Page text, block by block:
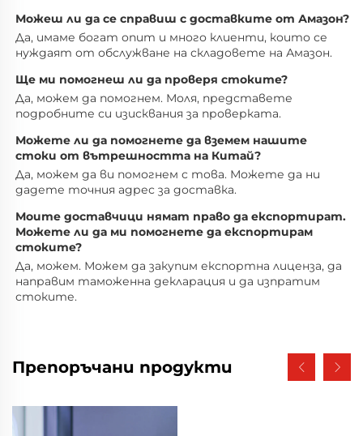
Да, имаме богат опит и много клиенти, които се
нуждаят от обслужване на складовете на Амазон.
Ще ми помогнеш ли да проверя стоките?
Да, можем да помогнем. Моля, представете
подробните си изисквания за проверката.
Можете ли да помогнете да вземем нашите
стоки от вътрешността на Китай?
Да, можем да ви помогнем с това. Можете да ни
дадете точния адрес за доставка.
Моите доставчици нямат право да експортират.
Можете ли да ми помогнете да експортирам
стоките?
Да, можем. Можем да закупим експортна лиценза, да
направим таможенна декларация и да изпратим
стоките.
Препоръчани продукти